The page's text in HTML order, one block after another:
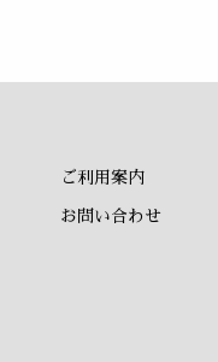
ご利用案内
お問い合わせ